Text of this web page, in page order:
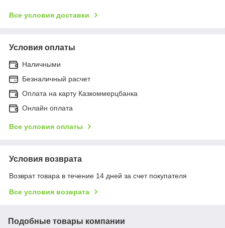
Все условия доставки
Условия оплаты
Наличными
Безналичный расчет
Оплата на карту Казкоммерцбанка
Онлайн оплата
Все условия оплаты
Условия возврата
Возврат товара в течение 14 дней за счет покупателя
Все условия возврата
Подобные товары компании